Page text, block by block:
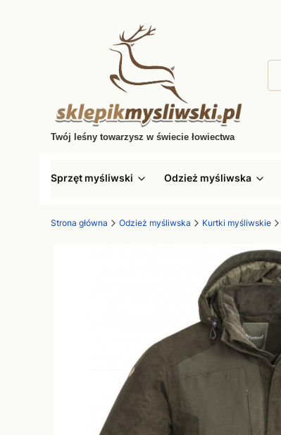
Twój leśny towarzysz w świecie łowiectwa
Sprzęt myśliwski Odzież myśliwska
Strona główna Odzież myśliwska Kurtki myśliwskie